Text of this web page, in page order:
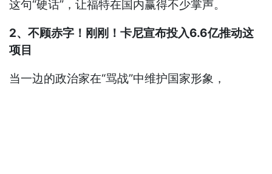
这句“硬话”，让福特在国内赢得不少掌声。
2、不顾赤字！刚刚！卡尼宣布投入6.6亿推动这
项目
当一边的政治家在“骂战”中维护国家形象，